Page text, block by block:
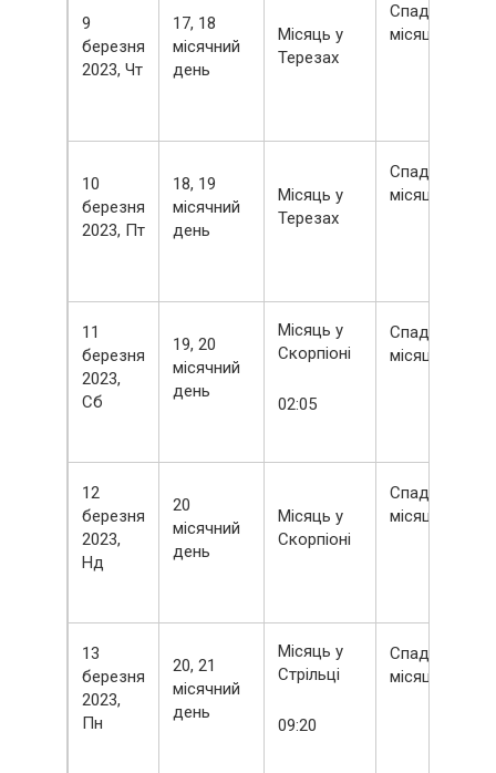
9
березня
2023, Чт
17, 18
місячний
день
Місяць у
Терезах
Спадний
місяць
10
березня
2023, Пт
18, 19
місячний
день
Місяць у
Терезах
Спадний
місяць
11
березня
2023,
Сб
19, 20
місячний
день
Місяць у
Скорпіоні
02:05
Спадний
місяць
12
березня
2023,
Нд
20
місячний
день
Місяць у
Скорпіоні
Спадний
місяць
13
березня
2023,
Пн
20, 21
місячний
день
Місяць у
Стрільці
09:20
Спадний
місяць